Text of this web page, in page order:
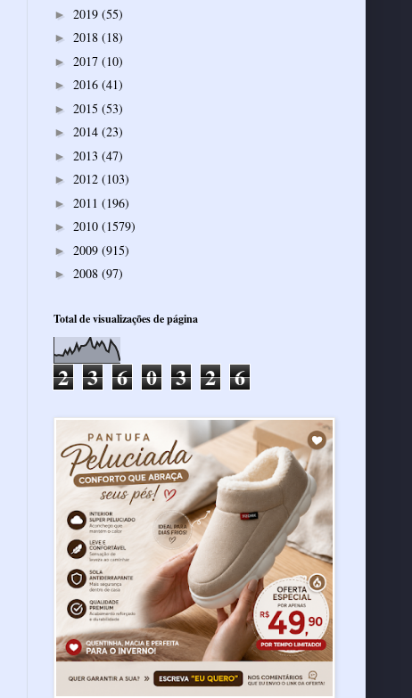
► 2019 (55)
► 2018 (18)
► 2017 (10)
► 2016 (41)
► 2015 (53)
► 2014 (23)
► 2013 (47)
► 2012 (103)
► 2011 (196)
► 2010 (1579)
► 2009 (915)
► 2008 (97)
Total de visualizações de página
2 3 6 0 3 2 6